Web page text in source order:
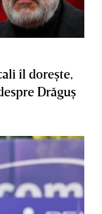
îl doreşte,
Drăguş